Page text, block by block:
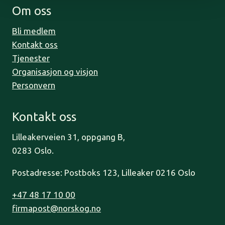
Om oss
Bli medlem
Kontakt oss
Tjenester
Organisasjon og visjon
Personvern
Kontakt oss
Lilleakerveien 31, oppgang B,
0283 Oslo.
Postadresse: Postboks 123, Lilleaker 0216 Oslo
+47 48 17 10 00
firmapost@norskog.no